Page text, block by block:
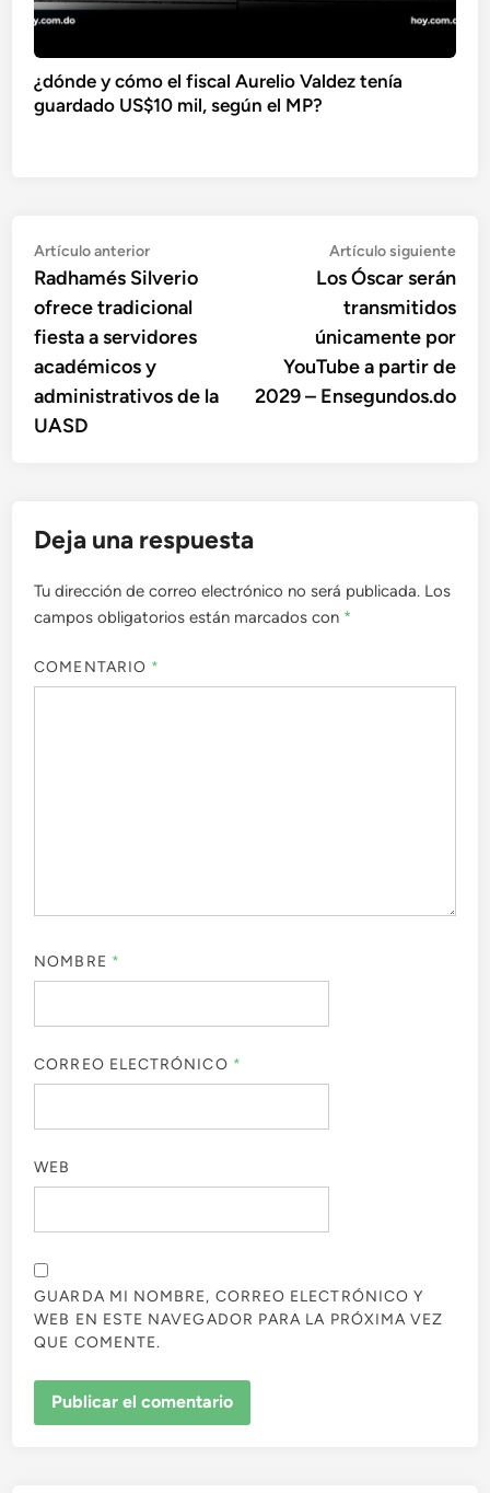
¿dónde y cómo el fiscal Aurelio Valdez tenía
guardado US$10 mil, según el MP?
Navegación
de
entradas
Artículo anteriorArtículo
anterior:
Radhamés Silverio
ofrece tradicional
fiesta a servidores
académicos y
administrativos de la
UASD
Artículo siguiente
Los Óscar serán
transmitidos
únicamente por
YouTube a partir de
2029 – Ensegundos.do
Deja una respuesta
Tu dirección de correo electrónico no será publicada. Los
campos obligatorios están marcados con *
COMENTARIO *
NOMBRE *
CORREO ELECTRÓNICO *
WEB
GUARDA MI NOMBRE, CORREO ELECTRÓNICO Y
WEB EN ESTE NAVEGADOR PARA LA PRÓXIMA VEZ
QUE COMENTE.